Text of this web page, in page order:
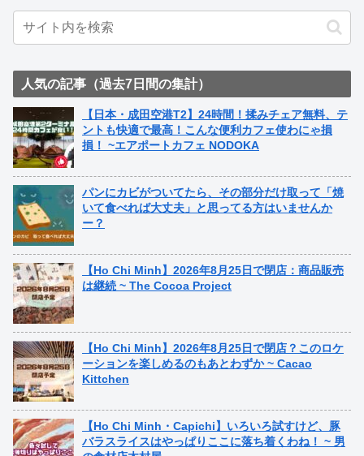
人気の記事（過去7日間の集計）
【日本・成田空港T2】24時間！揉みチェア無料、テ
ントも快適で最高！こんな便利カフェ使わにゃ損
損！ ~エアポートカフェ NODOKA
パンにカビがついてたら、その部分だけ取って「焼
いて食べれば大丈夫」と思ってる方はいませんか
ー？
【Ho Chi Minh】2026年8月25日で閉店：商品販売
は継続 ~ The Cocoa Project
【Ho Chi Minh】2026年8月25日で閉店？このロケ
ーションを楽しめるのもあとわずか ~ Cacao
Kittchen
【Ho Chi Minh・Capichi】いろいろ試すけど、豚
バラスライスはやっぱりここに落ち着くわね！ ~ 男